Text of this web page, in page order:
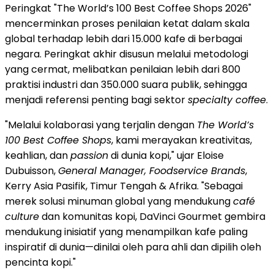
Peringkat "The World’s 100 Best Coffee Shops 2026"
mencerminkan proses penilaian ketat dalam skala
global terhadap lebih dari 15.000 kafe di berbagai
negara. Peringkat akhir disusun melalui metodologi
yang cermat, melibatkan penilaian lebih dari 800
praktisi industri dan 350.000 suara publik, sehingga
menjadi referensi penting bagi sektorspecialty coffee.
"Melalui kolaborasi yang terjalin dengan The World’s
100 Best Coffee Shops, kami merayakan kreativitas,
keahlian, danpassiondi dunia kopi," ujar Eloise
Dubuisson,General Manager, Foodservice Brands,
Kerry Asia Pasifik, Timur Tengah & Afrika. "Sebagai
merek solusi minuman global yang mendukungcafé
culturedan komunitas kopi, DaVinci Gourmet gembira
mendukung inisiatif yang menampilkan kafe paling
inspiratif di dunia—dinilai oleh para ahli dan dipilih oleh
pencinta kopi."